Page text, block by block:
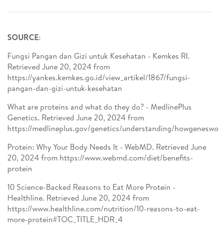
SOURCE:
Fungsi Pangan dan Gizi untuk Kesehatan - Kemkes RI.
Retrieved June 20, 2024 from
https://yankes.kemkes.go.id/view_artikel/1867/fungsi-
pangan-dan-gizi-untuk-kesehatan
What are proteins and what do they do? - MedlinePlus
Genetics. Retrieved June 20, 2024 from
https://medlineplus.gov/genetics/understanding/
Protein: Why Your Body Needs It - WebMD. Retrieved June
20, 2024 from https://www.webmd.com/diet/benefits-
protein
10 Science-Backed Reasons to Eat More Protein -
Healthline. Retrieved June 20, 2024 from
https://www.healthline.com/nutrition/10-reasons-to-eat-
more-protein#TOC_TITLE_HDR_4